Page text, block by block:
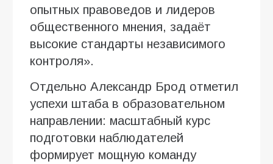
опытных правоведов и лидеров
общественного мнения, задаёт
высокие стандарты независимого
контроля».
Отдельно Александр Брод отметил
успехи штаба в образовательном
направлении: масштабный курс
подготовки наблюдателей
формирует мощную команду